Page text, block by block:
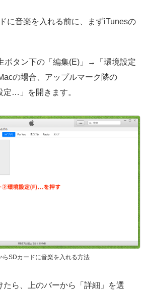
に音楽を入れる前に、まずiTunesの
ボタン下の「編集(E)」→「環境設定
の場合、アップルマーク隣の
定…」を開きます。
らSDカードに音楽を入れる方法
たら、上のバーから「詳細」を選